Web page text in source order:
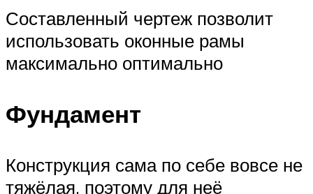
Составленный чертеж позволит
использовать оконные рамы
максимально оптимально
Фундамент
Конструкция сама по себе вовсе не
тяжёлая, поэтому для неё